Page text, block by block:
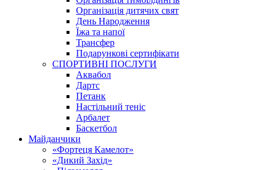
Організація дитячих свят
День Народження
Їжа та напої
Трансфер
Подарункові сертифікати
СПОРТИВНІ ПОСЛУГИ
Аквабол
Дартс
Петанк
Настільний теніс
Арбалет
Баскетбол
Майданчики
«Фортеця Камелот»
«Дикий Захід»